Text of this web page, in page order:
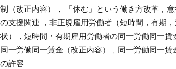
制（改正内容）， 「休む」という働き方改革，
の支援関連 ，非正規雇用労働者（短時間，有期
状），短時間・有期雇用労働者の同一労働同一
同一労働同一賃金（改正内容），同一労働同一
の許容